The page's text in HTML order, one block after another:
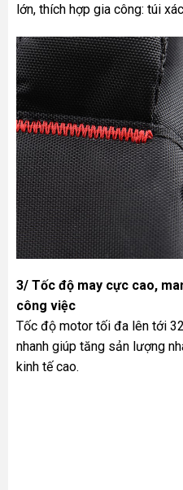
lớn, thích hợp gia công: túi
3/ Tốc độ may cực cao,
công việc
Tốc độ motor tối đa lên tới
nhanh giúp tăng sản lượng
kinh tế cao.